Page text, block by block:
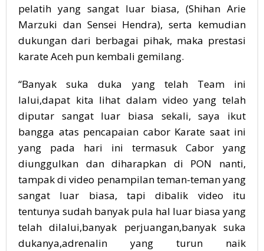
pelatih yang sangat luar biasa, (Shihan Arie
Marzuki dan Sensei Hendra), serta kemudian
dukungan dari berbagai pihak, maka prestasi
karate Aceh pun kembali gemilang.
“Banyak suka duka yang telah Team ini
lalui,dapat kita lihat dalam video yang telah
diputar sangat luar biasa sekali, saya ikut
bangga atas pencapaian cabor Karate saat ini
yang pada hari ini termasuk Cabor yang
diunggulkan dan diharapkan di PON nanti,
tampak di video penampilan teman-teman yang
sangat luar biasa, tapi dibalik video itu
tentunya sudah banyak pula hal luar biasa yang
telah dilalui,banyak perjuangan,banyak suka
dukanya,adrenalin yang turun naik